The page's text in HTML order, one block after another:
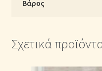
Βάρος
Σχετικά